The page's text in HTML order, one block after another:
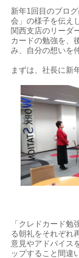
新年1回目のブロ
会」の様子を伝え
関西支店のリーダ
カードの勉強を、
み、自分の想いを
まずは、社長に新
「クレドカード勉
る朝礼をそれぞれ
意見やアドバイス
ップすること間違